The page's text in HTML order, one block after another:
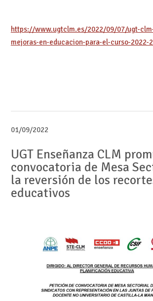
https://www.ugtclm.es/2022/09/07/ugt-
mejoras-en-educacion-para-el-curso-2022-
01/09/2022
UGT Enseñanza CLM
convocatoria de Mesa
la reversión de los
educativos